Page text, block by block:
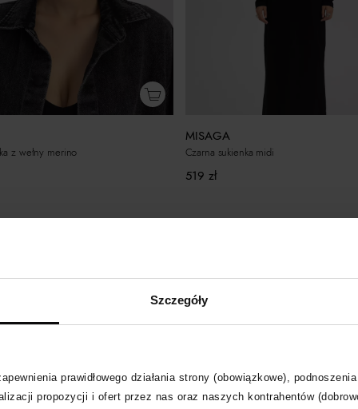
Szczegóły
prawidłowego działania strony (obowiązkowe),
propozycji i ofert przez nas oraz naszych kontrahentów
z wełny merino
MISAGA
Czarna sukienka midi
519 zł